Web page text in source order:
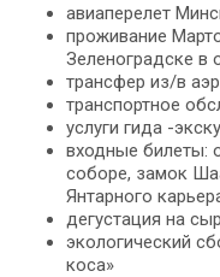
авиаперелет
проживание
Зеленоградске в
трансфер из/в
транспортное
услуги гида -
входные билеты:
соборе, замок
Янтарного
дегустация на
экологический
коса»